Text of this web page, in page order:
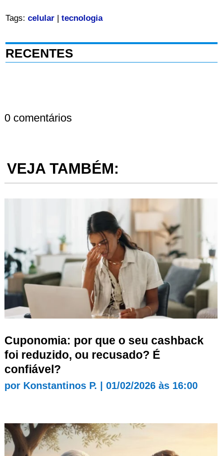
Tags: celular| tecnologia
RECENTES
0 comentários
VEJA TAMBÉM:
Cuponomia: por que o seu cashback
foi reduzido, ou recusado? É
confiável?
por Konstantinos P. 01/02/2026 às 16:00